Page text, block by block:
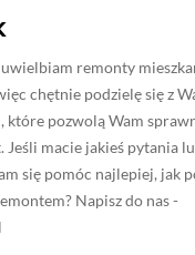
remonty
chętnie podzielę się z
pozwolą Wam
macie jakieś pytania
się pomóc najlepiej, jak
Napisz do nas -